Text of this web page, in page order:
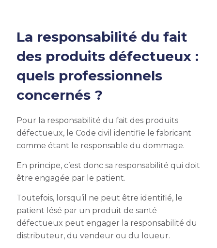
La responsabilité du fait
des produits défectueux :
quels professionnels
concernés ?
Pour la responsabilité du fait des produits
défectueux, le Code civil identifie le fabricant
comme étant le responsable du dommage.
En principe, c’est donc sa responsabilité qui doit
être engagée par le patient.
Toutefois, lorsqu’il ne peut être identifié, le
patient lésé par un produit de santé
défectueux peut engager la responsabilité du
distributeur, du vendeur ou du loueur.